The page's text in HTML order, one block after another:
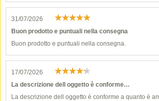
31/07/2026
Buon prodotto e puntuali nella consegna
Buon prodotto e puntuali nella consegna.
17/07/2026
La descrizione dell oggetto è conforme…
La descrizione dell oggetto è conforme a quanto è